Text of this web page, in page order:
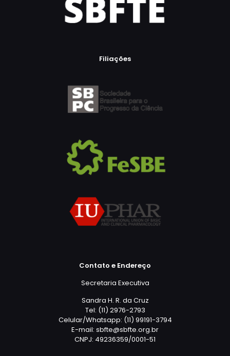
Filiações
Contato e Endereço
Secretaria Executiva
Sandra H. R. da Cruz
Tel: (11) 2976-2793
Celular/Whatsapp: (11) 99191-3794
E-mail: sbfte@sbfte.org.br
CNPJ: 49236359/0001-51